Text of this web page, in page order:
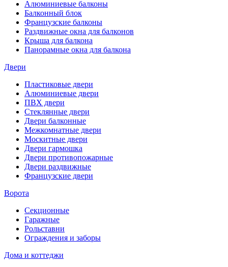
Алюминиевые балконы
Балконный блок
Французские балконы
Раздвижные окна для балконов
Крыша для балкона
Панорамные окна для балкона
Двери
Пластиковые двери
Алюминиевые двери
ПВХ двери
Стеклянные двери
Двери балконные
Межкомнатные двери
Москитные двери
Двери гармошка
Двери противопожарные
Двери раздвижные
Французские двери
Ворота
Секционные
Гаражные
Рольставни
Ограждения и заборы
Дома и коттеджи